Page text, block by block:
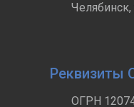
Челябинск,
Реквизиты
ОГРН